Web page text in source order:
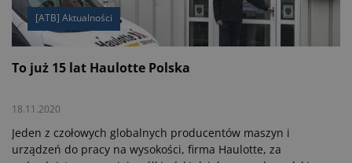
[ATB] Aktualności
To już 15 lat Haulotte Polska
18.11.2020
Jeden z czołowych globalnych producentów maszyn i
urządzeń do pracy na wysokości, firma Haulotte, za